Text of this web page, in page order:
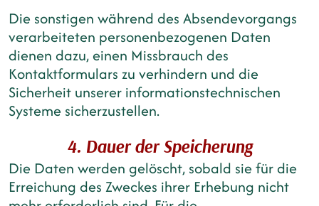
Die sonstigen während des Absendevorgangs
verarbeiteten personenbezogenen Daten
dienen dazu, einen Missbrauch des
Kontaktformulars zu verhindern und die
Sicherheit unserer informationstechnischen
Systeme sicherzustellen.
4. Dauer der Speicherung
Die Daten werden gelöscht, sobald sie für die
Erreichung des Zweckes ihrer Erhebung nicht